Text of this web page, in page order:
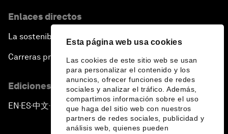
Esta página web usa cookies
Las cookies de este sitio web se usan
para personalizar el contenido y los
anuncios, ofrecer funciones de redes
sociales y analizar el tráfico. Además,
compartimos información sobre el uso
que haga del sitio web con nuestros
partners de redes sociales, publicidad y
análisis web, quienes pueden
Enlaces directos
La sostenibilidad en el Foro
Carreras profesionales
Ediciones en otros idiomas
EN ▪ES▪中文▪ 日本語